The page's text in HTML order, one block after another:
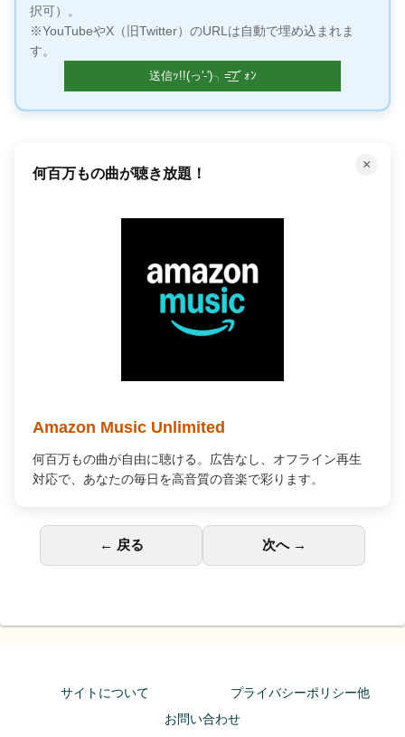
択可）。
※YouTubeやX（旧Twitter）のURLは自動で埋め込まれま
す。
×
何百万もの曲が聴き放題！
Amazon Music Unlimited
何百万もの曲が自由に聴ける。広告なし、オフライン再生
対応で、あなたの毎日を高音質の音楽で彩ります。
← 戻る 次へ →
サイトについて
プライバシーポリシー他
お問い合わせ